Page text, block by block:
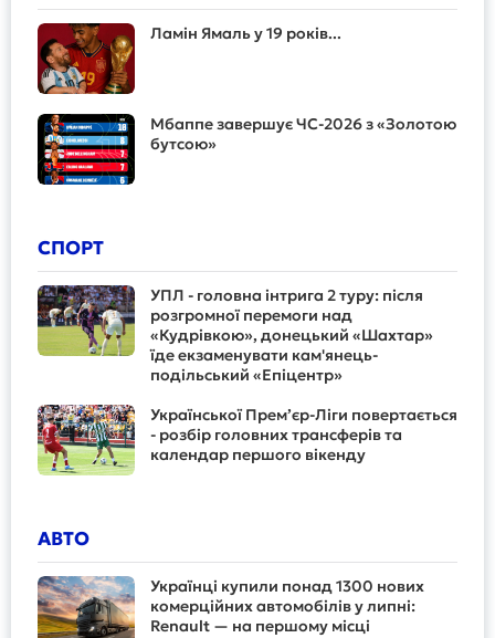
Ламін Ямаль у 19 років...
Мбаппе завершує ЧС-2026 з «Золотою
бутсою»
СПОРТ
УПЛ - головна інтрига 2 туру: після
розгромної перемоги над
«Кудрівкою», донецький «Шахтар»
їде екзаменувати кам'янець-
подільський «Епіцентр»
Української Прем’єр-Ліги повертається
- розбір головних трансферів та
календар першого вікенду
АВТО
Українці купили понад 1300 нових
комерційних автомобілів у липні:
Renault — на першому місці